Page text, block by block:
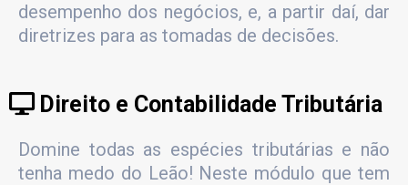
desempenho dos negócios, e, a partir daí, dar
diretrizes para as tomadas de decisões.
Direito e Contabilidade Tributária
Domine todas as espécies tributárias e não
tenha medo do Leão! Neste módulo que tem